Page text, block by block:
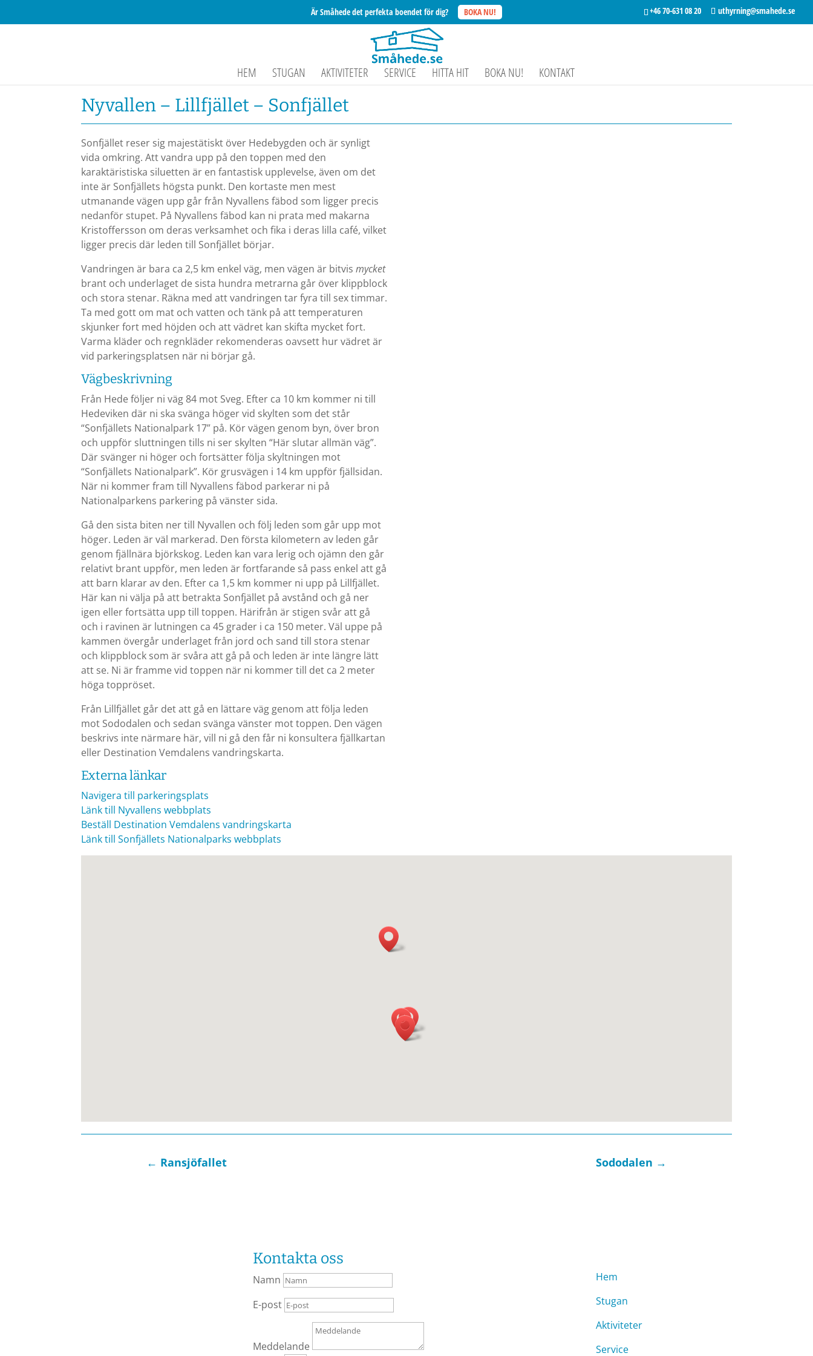
+46 70-631 08 20 uthyrning@smahede.se
Är Småhede det perfekta boendet för dig? BOKA NU!
HEM STUGAN AKTIVITETER SERVICE HITTA HIT BOKA NU! KONTAKT
Nyvallen – Lillfjället – Sonfjället
Sonfjället reser sig majestätiskt över Hedebygden och är synligt
vida omkring. Att vandra upp på den toppen med den
karaktäristiska siluetten är en fantastisk upplevelse, även om det
inte är Sonfjällets högsta punkt. Den kortaste men mest
utmanande vägen upp går från Nyvallens fäbod som ligger precis
nedanför stupet. På Nyvallens fäbod kan ni prata med makarna
Kristoffersson om deras verksamhet och fika i deras lilla café, vilket
ligger precis där leden till Sonfjället börjar.
Vandringen är bara ca 2,5 km enkel väg, men vägen är bitvismycket
brant och underlaget de sista hundra metrarna går över klippblock
och stora stenar. Räkna med att vandringen tar fyra till sex timmar.
Ta med gott om mat och vatten och tänk på att temperaturen
skjunker fort med höjden och att vädret kan skifta mycket fort.
Varma kläder och regnkläder rekomenderas oavsett hur vädret är
vid parkeringsplatsen när ni börjar gå.
Vägbeskrivning
Från Hede följer ni väg 84 mot Sveg. Efter ca 10 km kommer ni till
Hedeviken där ni ska svänga höger vid skylten som det står
“Sonfjällets Nationalpark 17” på. Kör vägen genom byn, över bron
och uppför sluttningen tills ni ser skylten “Här slutar allmän väg”.
Där svänger ni höger och fortsätter följa skyltningen mot
“Sonfjällets Nationalpark”. Kör grusvägen i 14 km uppför fjällsidan.
När ni kommer fram till Nyvallens fäbod parkerar ni på
Nationalparkens parkering på vänster sida.
Gå den sista biten ner till Nyvallen och följ leden som går upp mot
höger. Leden är väl markerad. Den första kilometern av leden går
genom fjällnära björkskog. Leden kan vara lerig och ojämn den går
relativt brant uppför, men leden är fortfarande så pass enkel att gå
att barn klarar av den. Efter ca 1,5 km kommer ni upp på Lillfjället.
Här kan ni välja på att betrakta Sonfjället på avstånd och gå ner
igen eller fortsätta upp till toppen. Härifrån är stigen svår att gå
och i ravinen är lutningen ca 45 grader i ca 150 meter. Väl uppe på
kammen övergår underlaget från jord och sand till stora stenar
och klippblock som är svåra att gå på och leden är inte längre lätt
att se. Ni är framme vid toppen när ni kommer till det ca 2 meter
höga toppröset.
Från Lillfjället går det att gå en lättare väg genom att följa leden
mot Sododalen och sedan svänga vänster mot toppen. Den vägen
beskrivs inte närmare här, vill ni gå den får ni konsultera fjällkartan
eller Destination Vemdalens vandringskarta.
Externa länkar
Navigera till parkeringsplats
Länk till Nyvallens webbplats
Beställ Destination Vemdalens vandringskarta
Länk till Sonfjällets Nationalparks webbplats
← Ransjöfallet Sododalen →
Kontakta oss
Namn
E-post
Meddelande
Hem
Stugan
Aktiviteter
Service